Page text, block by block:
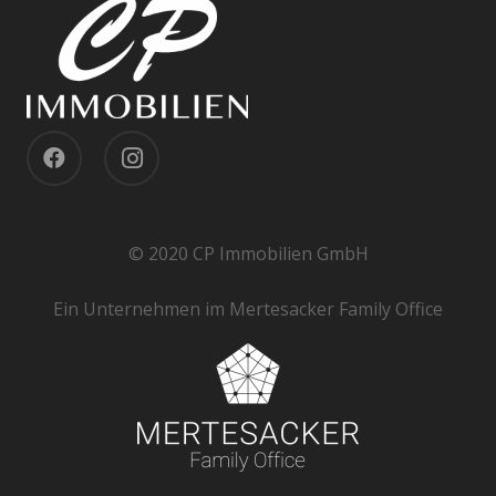
© 2020 CP Immobilien GmbH
Ein Unternehmen im Mertesacker Family Office